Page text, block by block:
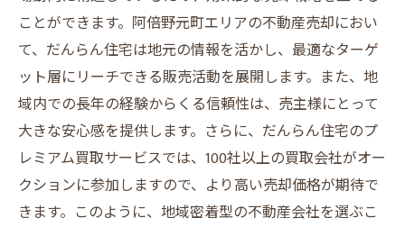
ことができます。阿倍野元町エリアの不動産売却におい
て、だんらん住宅は地元の情報を活かし、最適なターゲ
ット層にリーチできる販売活動を展開します。また、地
域内での長年の経験からくる信頼性は、売主様にとって
大きな安心感を提供します。さらに、だんらん住宅のプ
レミアム買取サービスでは、100社以上の買取会社がオー
クションに参加しますので、より高い売却価格が期待で
きます。このように、地域密着型の不動産会社を選ぶこ